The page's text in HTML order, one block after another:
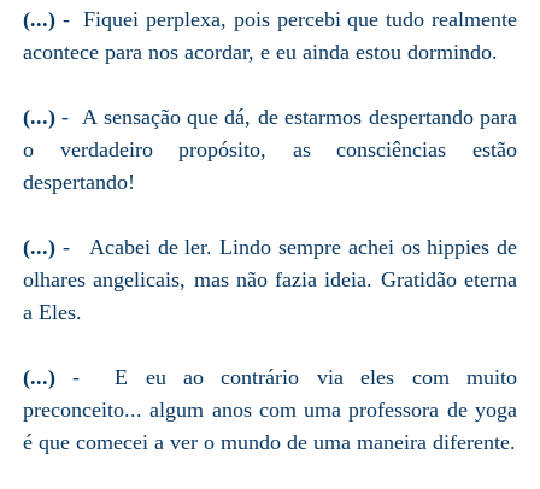
(...)- Fiquei perplexa, pois percebi que tudo realmente
acontece para nos acordar, e eu ainda estou dormindo.
(...)- A sensação que dá, de estarmos despertando para
o verdadeiro propósito, as consciências estão
despertando!
(...)- Acabei de ler. Lindo sempre achei os hippies de
olhares angelicais, mas não fazia ideia. Gratidão eterna
a Eles.
(...)- E eu ao contrário via eles com muito
preconceito... algum anos com uma professora de yoga
é que comecei a ver o mundo de uma maneira diferente.